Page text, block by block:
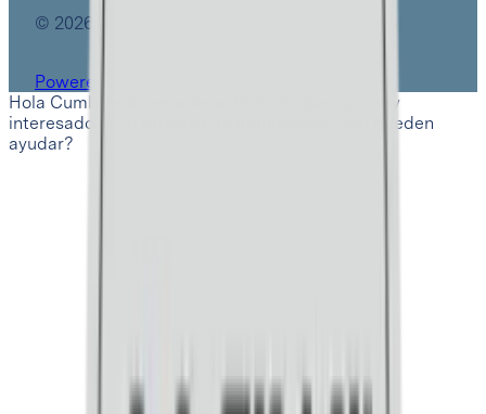
© 2026 Cumbres International School Tijuana
Powered by
Hola Cumbres International School Tijuana, estoy
interesado en el proceso de admisiones. ¿Me pueden
ayudar?